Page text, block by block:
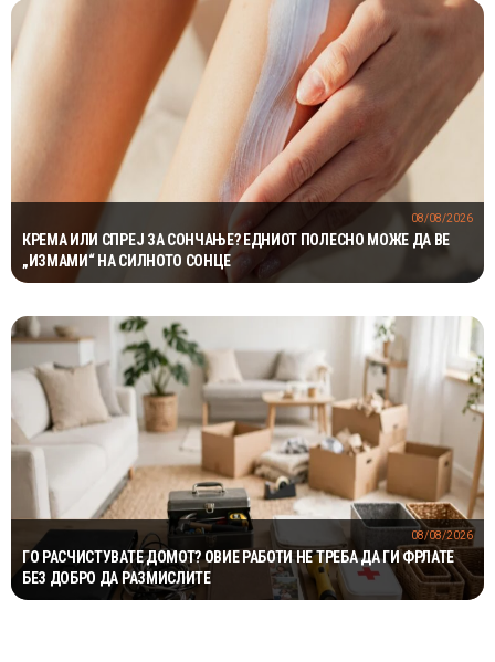
КРЕМА ИЛИ СПРЕЈ ЗА СОНЧАЊЕ? ЕДНИОТ ПОЛЕСНО МОЖЕ ДА ВЕ
„ИЗМАМИ“ НА СИЛНОТО СОНЦЕ
08/08/2026
ГО РАСЧИСТУВАТЕ ДОМОТ? ОВИЕ РАБОТИ НЕ ТРЕБА ДА ГИ ФРЛАТЕ
БЕЗ ДОБРО ДА РАЗМИСЛИТЕ
08/08/2026